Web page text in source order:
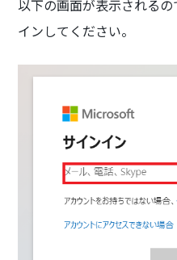
以下の画面が表示される
インしてください。